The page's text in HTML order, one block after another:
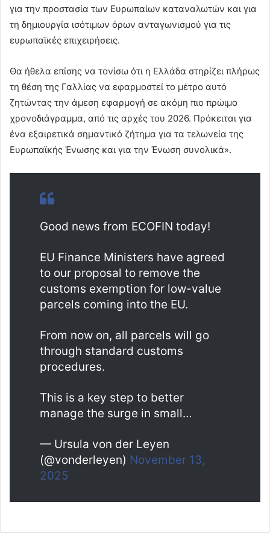
για την προστασία των Ευρωπαίων καταναλωτών και για
τη δημιουργία ισότιμων όρων ανταγωνισμού για τις
ευρωπαϊκές επιχειρήσεις.
Θα ήθελα επίσης να τονίσω ότι η Ελλάδα στηρίζει πλήρως
τη θέση της Γαλλίας να εφαρμοστεί το μέτρο αυτό
ζητώντας την άμεση εφαρμογή σε ακόμη πιο πρώιμο
χρονοδιάγραμμα, από τις αρχές του 2026. Πρόκειται για
ένα εξαιρετικά σημαντικό ζήτημα για τα τελωνεία της
Ευρωπαϊκής Ένωσης και για την Ένωση συνολικά».
Good news from ECOFIN today!
EU Finance Ministers have agreed
to our proposal to remove the
customs exemption for low-value
parcels coming into the EU.
From now on, all parcels will go
through standard customs
procedures.
This is a key step to better
manage the surge in small…
— Ursula von der Leyen
(@vonderleyen) November 13,
2025